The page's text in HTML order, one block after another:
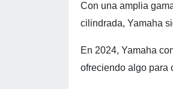
Con una amplia
cilindrada, Yamaha
En 2024, Yamaha
ofreciendo algo para